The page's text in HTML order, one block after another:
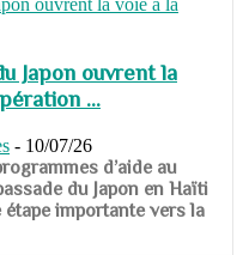
Japon ouvrent la
...
- 10/07/26
d’aide au
du Japon en Haïti
importante vers la